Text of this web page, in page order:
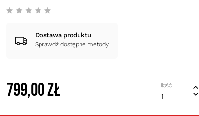
Dostawa produktu
Sprawdź dostępne metody
799,00 zł Ilość
1